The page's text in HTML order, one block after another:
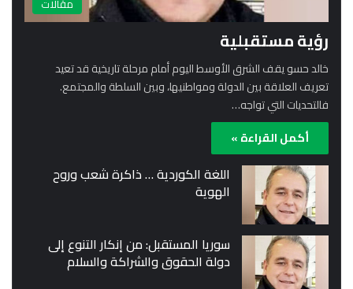
مقالات
رؤية مستقبلية
خالد حسو يقف الشرق الأوسط اليوم أمام مرحلة تاريخية قد تعيد
تعريف العلاقة بين الدولة ومواطنيها، وبين السلطة والمجتمع.
فالتحديات التي تواجه…
أكمل القراءة »
اللغة الكوردية … ذاكرة شعب وروح
الهوية
سوريا المستقبل: من إنكار التنوع إلى
دولة الحقوق والشراكة والسلام